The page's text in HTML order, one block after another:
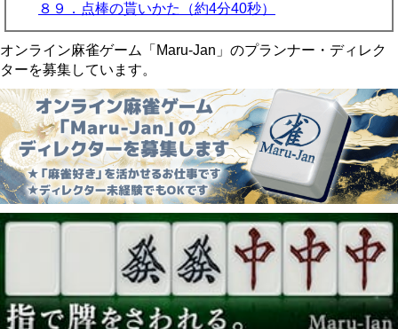
８９．点棒の貰いかた（約4分40秒）
オンライン麻雀ゲーム「Maru-Jan」のプランナー・ディレク
ターを募集しています。